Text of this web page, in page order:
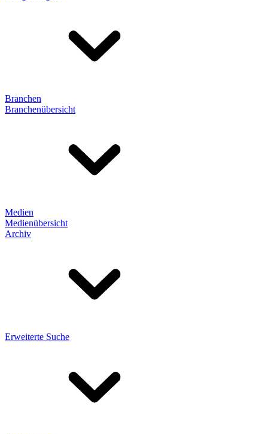
Branchen
Branchenübersicht
Medien
Medienübersicht
Archiv
Erweiterte Suche